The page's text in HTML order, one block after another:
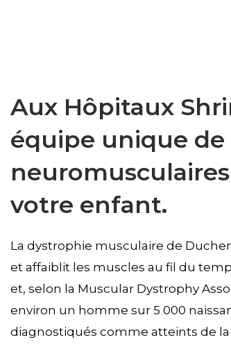
Aux Hôpitaux
équipe unique de
votre enfant.
La dystrophie musculaire de
et affaiblit les muscles au fil du
et, selon la Muscular Dystrophy
environ un homme sur 5 000
diagnostiqués comme atteints de